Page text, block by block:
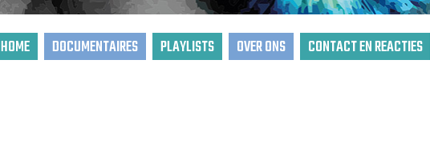
HOME DOCUMENTAIRES PLAYLISTS OVER ONS CONTACT EN REACTIES